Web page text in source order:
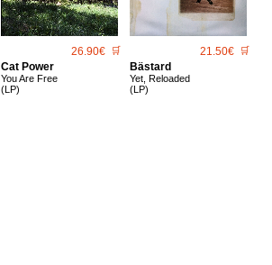
26.90€ 🛒
Cat Power
You Are Free
(LP)
21.50€ 🛒
Bästard
Yet, Reloaded
(LP)